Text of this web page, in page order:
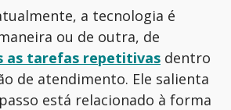
a tecnologia é
ou de outra, de
as tarefas repetitivas dentro
de atendimento. Ele salienta
está relacionado à forma